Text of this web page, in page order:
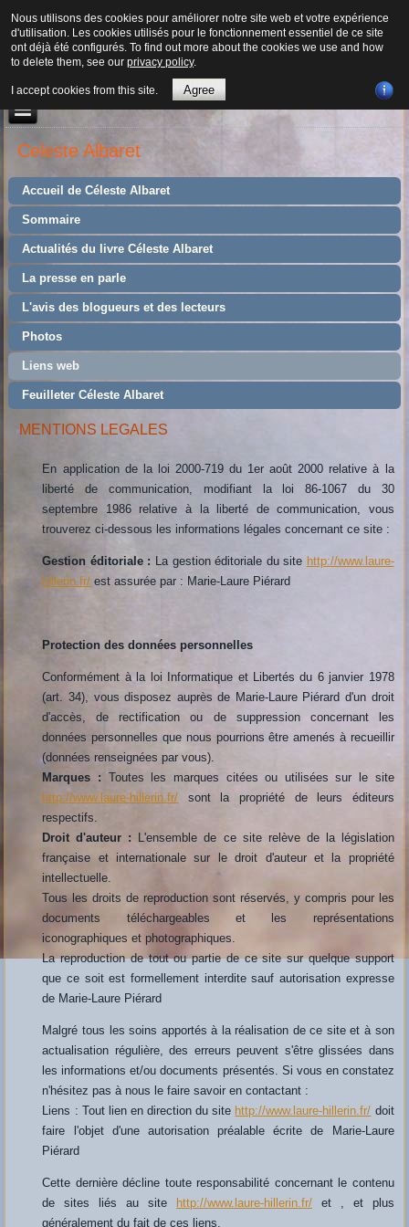
Celeste Albaret
Accueil de Céleste Albaret
Sommaire
Actualités du livre Céleste Albaret
La presse en parle
L'avis des blogueurs et des lecteurs
Photos
Liens web
Feuilleter Céleste Albaret
MENTIONS LEGALES
En application de la loi 2000-719 du 1er août 2000 relative à la
liberté de communication, modifiant la loi 86-1067 du 30
septembre 1986 relative à la liberté de communication, vous
trouverez ci-dessous les informations légales concernant ce site :
Gestion éditoriale : La gestion éditoriale du site http://www.laure-
hillerin.fr/ est assurée par : Marie-Laure Piérard
Protection des données personnelles
Conformément à la loi Informatique et Libertés du 6 janvier 1978
(art. 34), vous disposez auprès de Marie-Laure Piérard d'un droit
d'accès, de rectification ou de suppression concernant les
données personnelles que nous pourrions être amenés à recueillir
(données renseignées par vous).
Marques : Toutes les marques citées ou utilisées sur le site
http://www.laure-hillerin.fr/ sont la propriété de leurs éditeurs
respectifs.
Droit d'auteur : L'ensemble de ce site relève de la législation
française et internationale sur le droit d'auteur et la propriété
intellectuelle.
Tous les droits de reproduction sont réservés, y compris pour les
documents téléchargeables et les représentations
iconographiques et photographiques.
La reproduction de tout ou partie de ce site sur quelque support
que ce soit est formellement interdite sauf autorisation expresse
de Marie-Laure Piérard
Malgré tous les soins apportés à la réalisation de ce site et à son
actualisation régulière, des erreurs peuvent s'être glissées dans
les informations et/ou documents présentés. Si vous en constatez
n'hésitez pas à nous le faire savoir en contactant :
Liens : Tout lien en direction du site http://www.laure-hillerin.fr/ doit
faire l'objet d'une autorisation préalable écrite de Marie-Laure
Piérard
Cette dernière décline toute responsabilité concernant le contenu
de sites liés au site
http://www.laure-hillerin.fr/et , et plus
généralement du fait de ces liens.
Nous utilisons des cookies pour améliorer notre site web et votre expérience
d'utilisation. Les cookies utilisés pour le fonctionnement essentiel de ce site
ont déjà été configurés. To find out more about the cookies we use and how
to delete them, see our privacy policy.
I accept cookies from this site. Agree